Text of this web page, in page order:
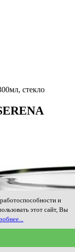
стекло
и
этот сайт, Вы